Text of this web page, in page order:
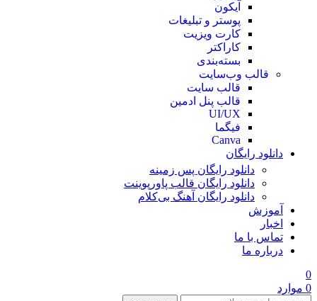
آیکون
پوستر و تبلیغات
کارت ویزیت
کاراکتر
بسته‌بندی
قالب وب‌سایت
قالب‌ سایت
قالب پنل ادمین
UI/UX
فیگما
Canva
دانلود رایگان
دانلود رایگان پس زمینه
دانلود رایگان قالب‌ پاورپوینت
دانلود رایگان آهنگ بی‌کلام
آموزش
اخبار
تماس با ما
درباره ما
0
0 موارد